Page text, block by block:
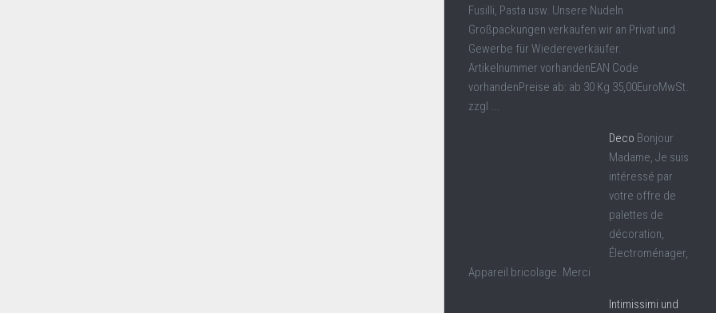
Fusilli, Pasta usw. Unsere Nudeln
Großpackungen verkaufen wir an Privat und
Gewerbe für Wiedereverkäufer.
Artikelnummer vorhandenEAN Code
vorhandenPreise ab: ab 30 Kg 35,00EuroMwSt.
zzgl ...
Deco Bonjour
Madame, Je suis
intéressé par
votre offre de
palettes de
décoration,
Électroménager,
Appareil bricolage. Merci
Intimissimi und